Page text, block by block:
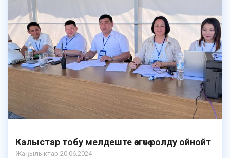
Калыстар тобу мелдеште өзгөчө ролду ойнойт
Жаӊылыктар 20.06.2024